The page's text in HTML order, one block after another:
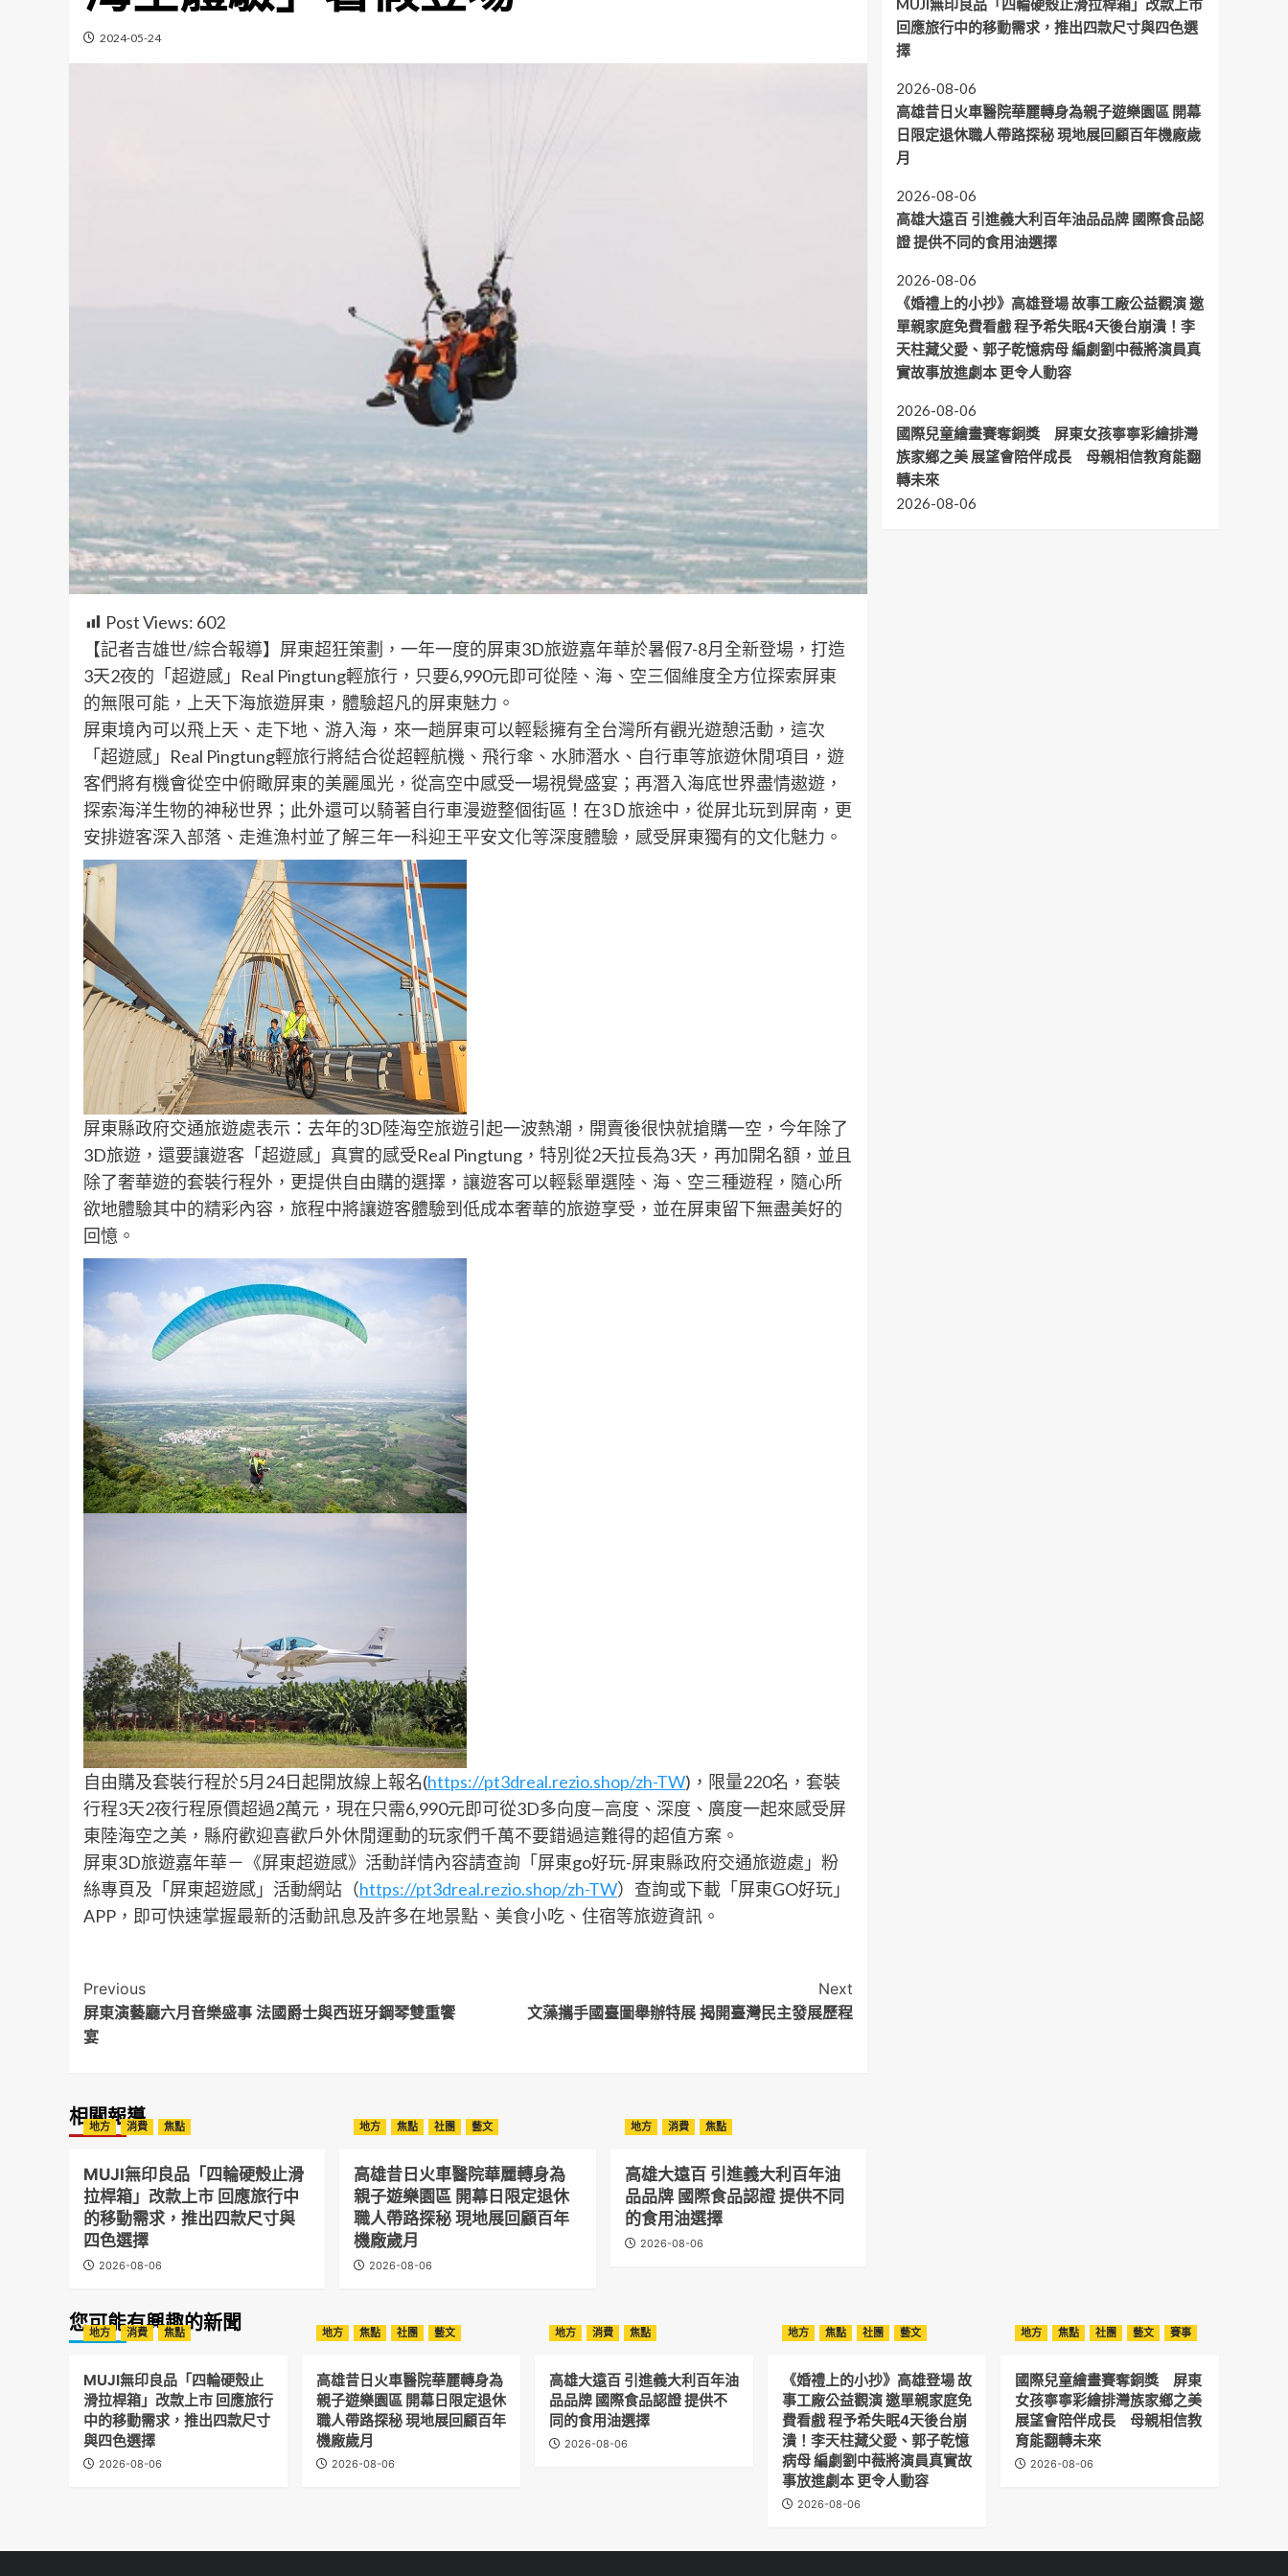
2024-05-24
Post Views: 602
【記者吉雄世/綜合報導】屏東超狂策劃，一年一度的屏東3D旅遊嘉年華於暑假7-8月全新登場，打造
3天2夜的「超遊感」Real Pingtung輕旅行，只要6,990元即可從陸、海、空三個維度全方位探索屏東
的無限可能，上天下海旅遊屏東，體驗超凡的屏東魅力。
屏東境內可以飛上天、走下地、游入海，來一趟屏東可以輕鬆擁有全台灣所有觀光遊憩活動，這次
「超遊感」Real Pingtung輕旅行將結合從超輕航機、飛行傘、水肺潛水、自行車等旅遊休閒項目，遊
客們將有機會從空中俯瞰屏東的美麗風光，從高空中感受一場視覺盛宴；再潛入海底世界盡情遨遊，
探索海洋生物的神秘世界；此外還可以騎著自行車漫遊整個街區！在3Ｄ旅途中，從屏北玩到屏南，更
安排遊客深入部落、走進漁村並了解三年一科迎王平安文化等深度體驗，感受屏東獨有的文化魅力。
屏東縣政府交通旅遊處表示：去年的3D陸海空旅遊引起一波熱潮，開賣後很快就搶購一空，今年除了
3D旅遊，還要讓遊客「超遊感」真實的感受Real Pingtung，特別從2天拉長為3天，再加開名額，並且
除了奢華遊的套裝行程外，更提供自由購的選擇，讓遊客可以輕鬆單選陸、海、空三種遊程，隨心所
欲地體驗其中的精彩內容，旅程中將讓遊客體驗到低成本奢華的旅遊享受，並在屏東留下無盡美好的
回憶。
自由購及套裝行程於5月24日起開放線上報名(https://pt3dreal.rezio.shop/zh-TW)，限量220名，套裝
行程3天2夜行程原價超過2萬元，現在只需6,990元即可從3D多向度—高度、深度、廣度一起來感受屏
東陸海空之美，縣府歡迎喜歡戶外休閒運動的玩家們千萬不要錯過這難得的超值方案。
屏東3D旅遊嘉年華－《屏東超遊感》活動詳情內容請查詢「屏東go好玩-屏東縣政府交通旅遊處」粉
絲專頁及「屏東超遊感」活動網站（https://pt3dreal.rezio.shop/zh-TW）查詢或下載「屏東GO好玩」
APP，即可快速掌握最新的活動訊息及許多在地景點、美食小吃、住宿等旅遊資訊。
Post
Navigation
Previous
屏東演藝廳六月音樂盛事 法國爵士與西班牙鋼琴雙重饗
宴
Next
文藻攜手國臺圖舉辦特展 揭開臺灣民主發展歷程
相關報導
地方 消費 焦點
MUJI無印良品「四輪硬殼止滑
拉桿箱」改款上市 回應旅行中
的移動需求，推出四款尺寸與
四色選擇
2026-08-06
地方 焦點 社團 藝文
高雄昔日火車醫院華麗轉身為
親子遊樂園區 開幕日限定退休
職人帶路探秘 現地展回顧百年
機廠歲月
2026-08-06
地方 消費 焦點
高雄大遠百 引進義大利百年油
品品牌 國際食品認證 提供不同
的食用油選擇
2026-08-06
MUJI無印良品「四輪硬殼止滑拉桿箱」改款上市
回應旅行中的移動需求，推出四款尺寸與四色選
擇
2026-08-06
高雄昔日火車醫院華麗轉身為親子遊樂園區 開幕
日限定退休職人帶路探秘 現地展回顧百年機廠歲
月
2026-08-06
高雄大遠百 引進義大利百年油品品牌 國際食品認
證 提供不同的食用油選擇
2026-08-06
《婚禮上的小抄》高雄登場 故事工廠公益觀演 邀
單親家庭免費看戲 程予希失眠4天後台崩潰！李
天柱藏父愛、郭子乾憶病母 編劇劉中薇將演員真
實故事放進劇本 更令人動容
2026-08-06
國際兒童繪畫賽奪銅獎 屏東女孩寧寧彩繪排灣
族家鄉之美 展望會陪伴成長 母親相信教育能翻
轉未來
2026-08-06
您可能有興趣的新聞
地方 消費 焦點
MUJI無印良品「四輪硬殼止
滑拉桿箱」改款上市 回應旅行
中的移動需求，推出四款尺寸
與四色選擇
2026-08-06
地方 焦點 社團 藝文
高雄昔日火車醫院華麗轉身為
親子遊樂園區 開幕日限定退休
職人帶路探秘 現地展回顧百年
機廠歲月
2026-08-06
地方 消費 焦點
高雄大遠百 引進義大利百年油
品品牌 國際食品認證 提供不
同的食用油選擇
2026-08-06
地方 焦點 社團 藝文
《婚禮上的小抄》高雄登場 故
事工廠公益觀演 邀單親家庭免
費看戲 程予希失眠4天後台崩
潰！李天柱藏父愛、郭子乾憶
病母 編劇劉中薇將演員真實故
事放進劇本 更令人動容
2026-08-06
地方 焦點 社團 藝文 賽事
國際兒童繪畫賽奪銅獎 屏東
女孩寧寧彩繪排灣族家鄉之美
展望會陪伴成長 母親相信教
育能翻轉未來
2026-08-06